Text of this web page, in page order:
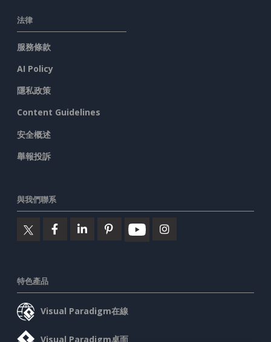
法律
服務條款
AI Policy
隱私政策
Content Guidelines
安全概述
舉報投訴
與我們聯系
特色產品
Visual Paradigm在線
Visual Paradigm桌面